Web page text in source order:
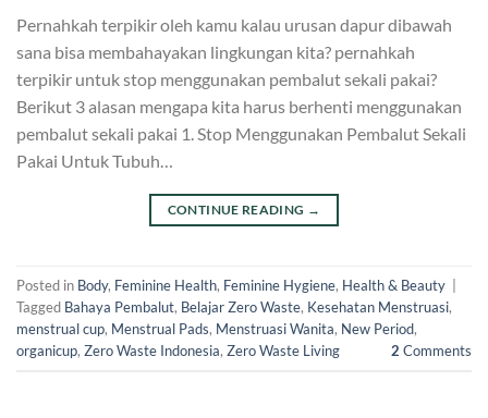
Pernahkah terpikir oleh kamu kalau urusan dapur dibawah
sana bisa membahayakan lingkungan kita? pernahkah
terpikir untuk stop menggunakan pembalut sekali pakai?
Berikut 3 alasan mengapa kita harus berhenti menggunakan
pembalut sekali pakai 1. Stop Menggunakan Pembalut Sekali
Pakai Untuk Tubuh…
CONTINUE READING →
Posted in Body, Feminine Health, Feminine Hygiene, Health & Beauty
Tagged Bahaya Pembalut, Belajar Zero Waste, Kesehatan Menstruasi,
menstrual cup, Menstrual Pads, Menstruasi Wanita, New Period,
organicup, Zero Waste Indonesia, Zero Waste Living 2 Comments